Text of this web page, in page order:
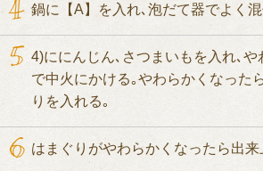
鍋に【A】を入れ､泡だて器でよく
4)ににんじん､さつまいもを入れ､や
で中火にかける｡やわらかくなった
りを入れる｡
はまぐりがやわらかくなったら出来